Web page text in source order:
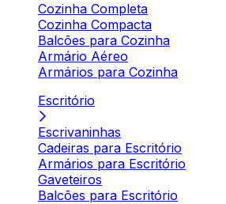
Cozinha Completa
Cozinha Compacta
Balcões para Cozinha
Armário Aéreo
Armários para Cozinha
Escritório
Escrivaninhas
Cadeiras para Escritório
Armários para Escritório
Gaveteiros
Balcões para Escritório